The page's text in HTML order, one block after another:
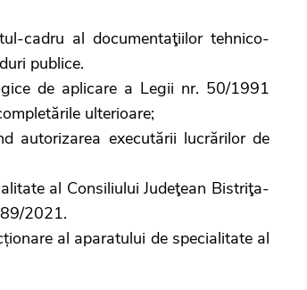
cadru al documentaţiilor tehnico-
publice.
de aplicare a Legii nr. 50/1991
ulterioare;
autorizarea executării lucrărilor de
al Consiliului Judeţean Bistriţa-
2021.
al aparatului de specialitate al